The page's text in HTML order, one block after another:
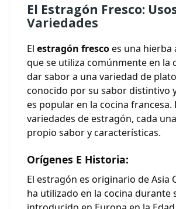
El Estragón Fresco:
Variedades
El estragón frescoes una hierba
que se utiliza comúnmente en la
dar sabor a una variedad de
conocido por su sabor distintivo
es popular en la cocina francesa.
variedades de estragón, cada
propio sabor y características.
Orígenes E Historia:
El estragón es originario de Asia
ha utilizado en la cocina durante